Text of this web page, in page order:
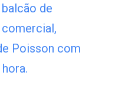
de
Poisson com